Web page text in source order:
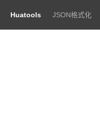
Huatools JSON格式化